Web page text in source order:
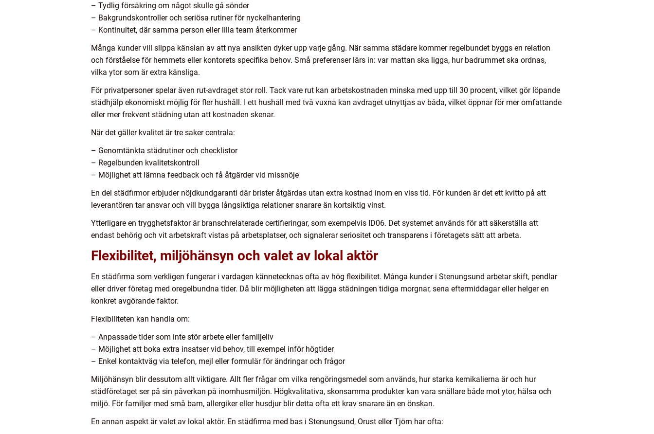
– Tydlig försäkring om något skulle gå sönder
– Bakgrundskontroller och seriösa rutiner för nyckelhantering
– Kontinuitet, där samma person eller lilla team återkommer
Många kunder vill slippa känslan av att nya ansikten dyker upp varje gång. När samma städare kommer regelbundet byggs en relation
och förståelse för hemmets eller kontorets specifika behov. Små preferenser lärs in: var mattan ska ligga, hur badrummet ska ordnas,
vilka ytor som är extra känsliga.
För privatpersoner spelar även rut-avdraget stor roll. Tack vare rut kan arbetskostnaden minska med upp till 30 procent, vilket gör löpande
städhjälp ekonomiskt möjlig för fler hushåll. I ett hushåll med två vuxna kan avdraget utnyttjas av båda, vilket öppnar för mer omfattande
eller mer frekvent städning utan att kostnaden skenar.
När det gäller kvalitet är tre saker centrala:
– Genomtänkta städrutiner och checklistor
– Regelbunden kvalitetskontroll
– Möjlighet att lämna feedback och få åtgärder vid missnöje
En del städfirmor erbjuder nöjdkundgaranti där brister åtgärdas utan extra kostnad inom en viss tid. För kunden är det ett kvitto på att
leverantören tar ansvar och vill bygga långsiktiga relationer snarare än kortsiktig vinst.
Ytterligare en trygghetsfaktor är branschrelaterade certifieringar, som exempelvis ID06. Det systemet används för att säkerställa att
endast behörig och vit arbetskraft vistas på arbetsplatser, och signalerar seriositet och transparens i företagets sätt att arbeta.
Flexibilitet, miljöhänsyn och valet av lokal aktör
En städfirma som verkligen fungerar i vardagen kännetecknas ofta av hög flexibilitet. Många kunder i Stenungsund arbetar skift, pendlar
eller driver företag med oregelbundna tider. Då blir möjligheten att lägga städningen tidiga morgnar, sena eftermiddagar eller helger en
konkret avgörande faktor.
Flexibiliteten kan handla om:
– Anpassade tider som inte stör arbete eller familjeliv
– Möjlighet att boka extra insatser vid behov, till exempel inför högtider
– Enkel kontaktväg via telefon, mejl eller formulär för ändringar och frågor
Miljöhänsyn blir dessutom allt viktigare. Allt fler frågar om vilka rengöringsmedel som används, hur starka kemikalierna är och hur
städföretaget ser på sin påverkan på inomhusmiljön. Högkvalitativa, skonsamma produkter kan vara snällare både mot ytor, hälsa och
miljö. För familjer med små barn, allergiker eller husdjur blir detta ofta ett krav snarare än en önskan.
En annan aspekt är valet av lokal aktör. En städfirma med bas i Stenungsund, Orust eller Tjörn har ofta: